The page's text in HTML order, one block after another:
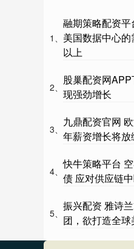
1、
融期策略配资
美国数据中心
以上
2、
股巢配资网
现强劲增长
3、
九鼎配资官网
年薪资增长将放
4、
快牛策略平台
债 应对供应链
5、
振兴配资 雅诗
团，欲打造全